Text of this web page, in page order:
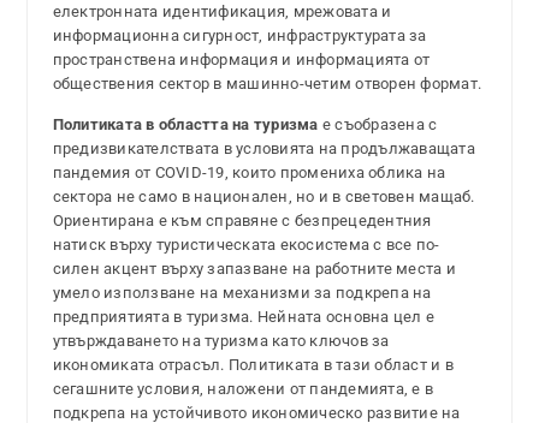
електронната идентификация, мрежовата и
информационна сигурност, инфраструктурата за
пространствена информация и информацията от
обществения сектор в машинно-четим отворен формат.
Политиката в областта на туризма е съобразена с
предизвикателствата в условията на продължаващата
пандемия от COVID-19, които промениха облика на
сектора не само в национален, но и в световен мащаб.
Ориентирана е към справяне с безпрецедентния
натиск върху туристическата екосистема с все по-
силен акцент върху запазване на работните места и
умело използване на механизми за подкрепа на
предприятията в туризма. Нейната основна цел е
утвърждаването на туризма като ключов за
икономиката отрасъл. Политиката в тази област и в
сегашните условия, наложени от пандемията, е в
подкрепа на устойчивото икономическо развитие на